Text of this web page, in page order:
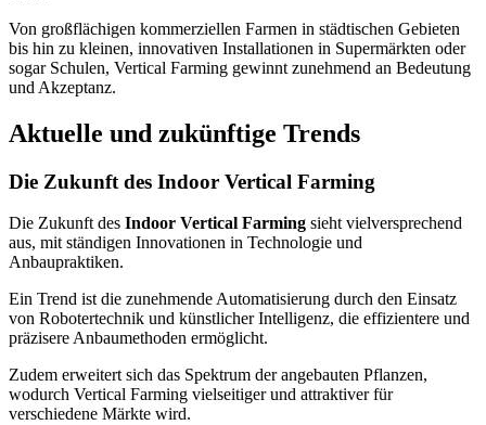
Von großflächigen kommerziellen Farmen in städtischen Gebieten
bis hin zu kleinen, innovativen Installationen in Supermärkten oder
sogar Schulen, Vertical Farming gewinnt zunehmend an Bedeutung
und Akzeptanz.
Aktuelle und zukünftige Trends
Die Zukunft des Indoor Vertical Farming
Die Zukunft des Indoor Vertical Farming sieht vielversprechend
aus, mit ständigen Innovationen in Technologie und
Anbaupraktiken.
Ein Trend ist die zunehmende Automatisierung durch den Einsatz
von Robotertechnik und künstlicher Intelligenz, die effizientere und
präzisere Anbaumethoden ermöglicht.
Zudem erweitert sich das Spektrum der angebauten Pflanzen,
wodurch Vertical Farming vielseitiger und attraktiver für
verschiedene Märkte wird.